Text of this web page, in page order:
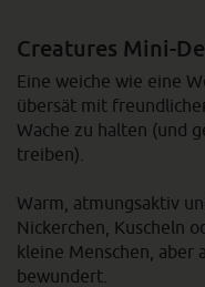
Creatures Mini-
Eine weiche wie eine
übersät mit
Wache zu halten (und
treiben).
Warm, atmungsaktiv
Nickerchen, Kuscheln
kleine Menschen, aber
bewundert.